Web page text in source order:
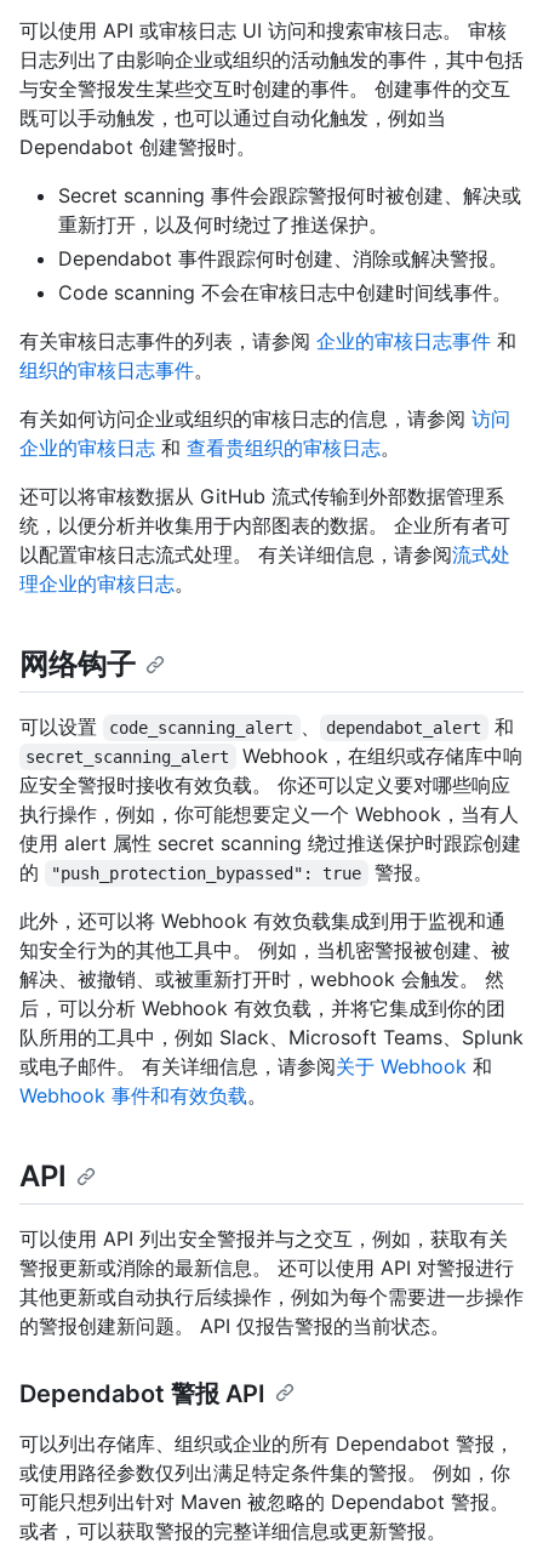
可以使用 API 或审核日志 UI 访问和搜索审核日志。 审核
日志列出了由影响企业或组织的活动触发的事件，其中包括
与安全警报发生某些交互时创建的事件。 创建事件的交互
既可以手动触发，也可以通过自动化触发，例如当
Dependabot 创建警报时。
Secret scanning 事件会跟踪警报何时被创建、解决或
重新打开，以及何时绕过了推送保护。
Dependabot 事件跟踪何时创建、消除或解决警报。
Code scanning 不会在审核日志中创建时间线事件。
有关审核日志事件的列表，请参阅 企业的审核日志事件 和
组织的审核日志事件。
有关如何访问企业或组织的审核日志的信息，请参阅 访问
企业的审核日志 和 查看贵组织的审核日志。
还可以将审核数据从 GitHub 流式传输到外部数据管理系
统，以便分析并收集用于内部图表的数据。 企业所有者可
以配置审核日志流式处理。 有关详细信息，请参阅流式处
理企业的审核日志。
网络钩子
可以设置 code_scanning_alert dependabot_alert 和
secret_scanning_alert
Webhook，在组织或存储库中响
应安全警报时接收有效负载。 你还可以定义要对哪些响应
执行操作，例如，你可能想要定义一个 Webhook，当有人
使用 alert 属性 secret scanning 绕过推送保护时跟踪创建
的
"push_protection_bypassed": true
警报。
此外，还可以将 Webhook 有效负载集成到用于监视和通
知安全行为的其他工具中。 例如，当机密警报被创建、被
解决、被撤销、或被重新打开时，webhook 会触发。 然
后，可以分析 Webhook 有效负载，并将它集成到你的团
队所用的工具中，例如 Slack、Microsoft Teams、Splunk
或电子邮件。 有关详细信息，请参阅关于 Webhook 和
Webhook 事件和有效负载。
API
可以使用 API 列出安全警报并与之交互，例如，获取有关
警报更新或消除的最新信息。 还可以使用 API 对警报进行
其他更新或自动执行后续操作，例如为每个需要进一步操作
的警报创建新问题。 API 仅报告警报的当前状态。
Dependabot 警报 API
可以列出存储库、组织或企业的所有 Dependabot 警报，
或使用路径参数仅列出满足特定条件集的警报。 例如，你
可能只想列出针对 Maven 被忽略的 Dependabot 警报。
或者，可以获取警报的完整详细信息或更新警报。